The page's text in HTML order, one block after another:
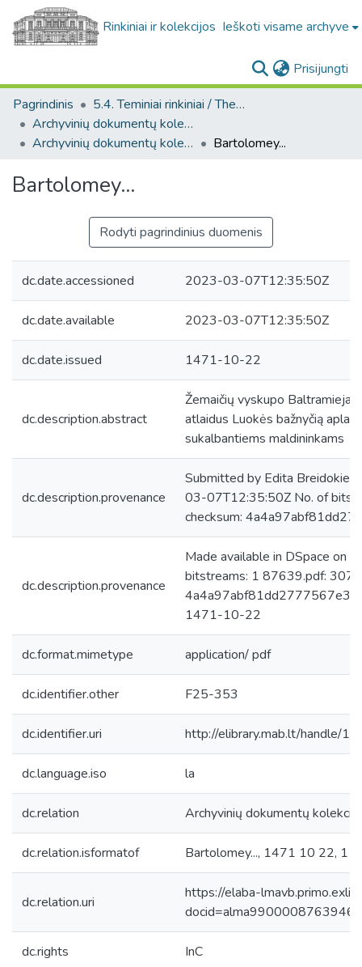
Rinkiniai ir kolekcijos Ieškoti visame archyve
Prisijungti
Pagrindinis
5.4. Teminiai rinkiniai / Thematic collections
Archyvinių dokumentų kolekcija. F25
Archyvinių dokumentų kolekcija. F25
Bartolomey...
Bartolomey...
Rodyti pagrindinius duomenis
dc.date.accessioned 2023-03-07T12:35:50Z
dc.date.available 2023-03-07T12:35:50Z
dc.date.issued 1471-10-22
dc.description.abstract
Žemaičių vyskupo
atlaidus Luokės bažnyčią
sukalbantiems maldininkams
dc.description.provenance
Submitted by Edita
03-07T12:35:50Z No. of
checksum:
dc.description.provenance
Made available in DSpace on
bitstreams: 1 87639.pdf:
1471-10-22
dc.format.mimetype application/ pdf
dc.identifier.other F25-353
dc.identifier.uri http://elibrary.mab.lt/handle/1/
dc.language.iso la
dc.relation Archyvinių dokumentų
dc.relation.isformatof Bartolomey..., 1471 10 22, 1
dc.relation.uri
https://elaba-
dc.rights InC